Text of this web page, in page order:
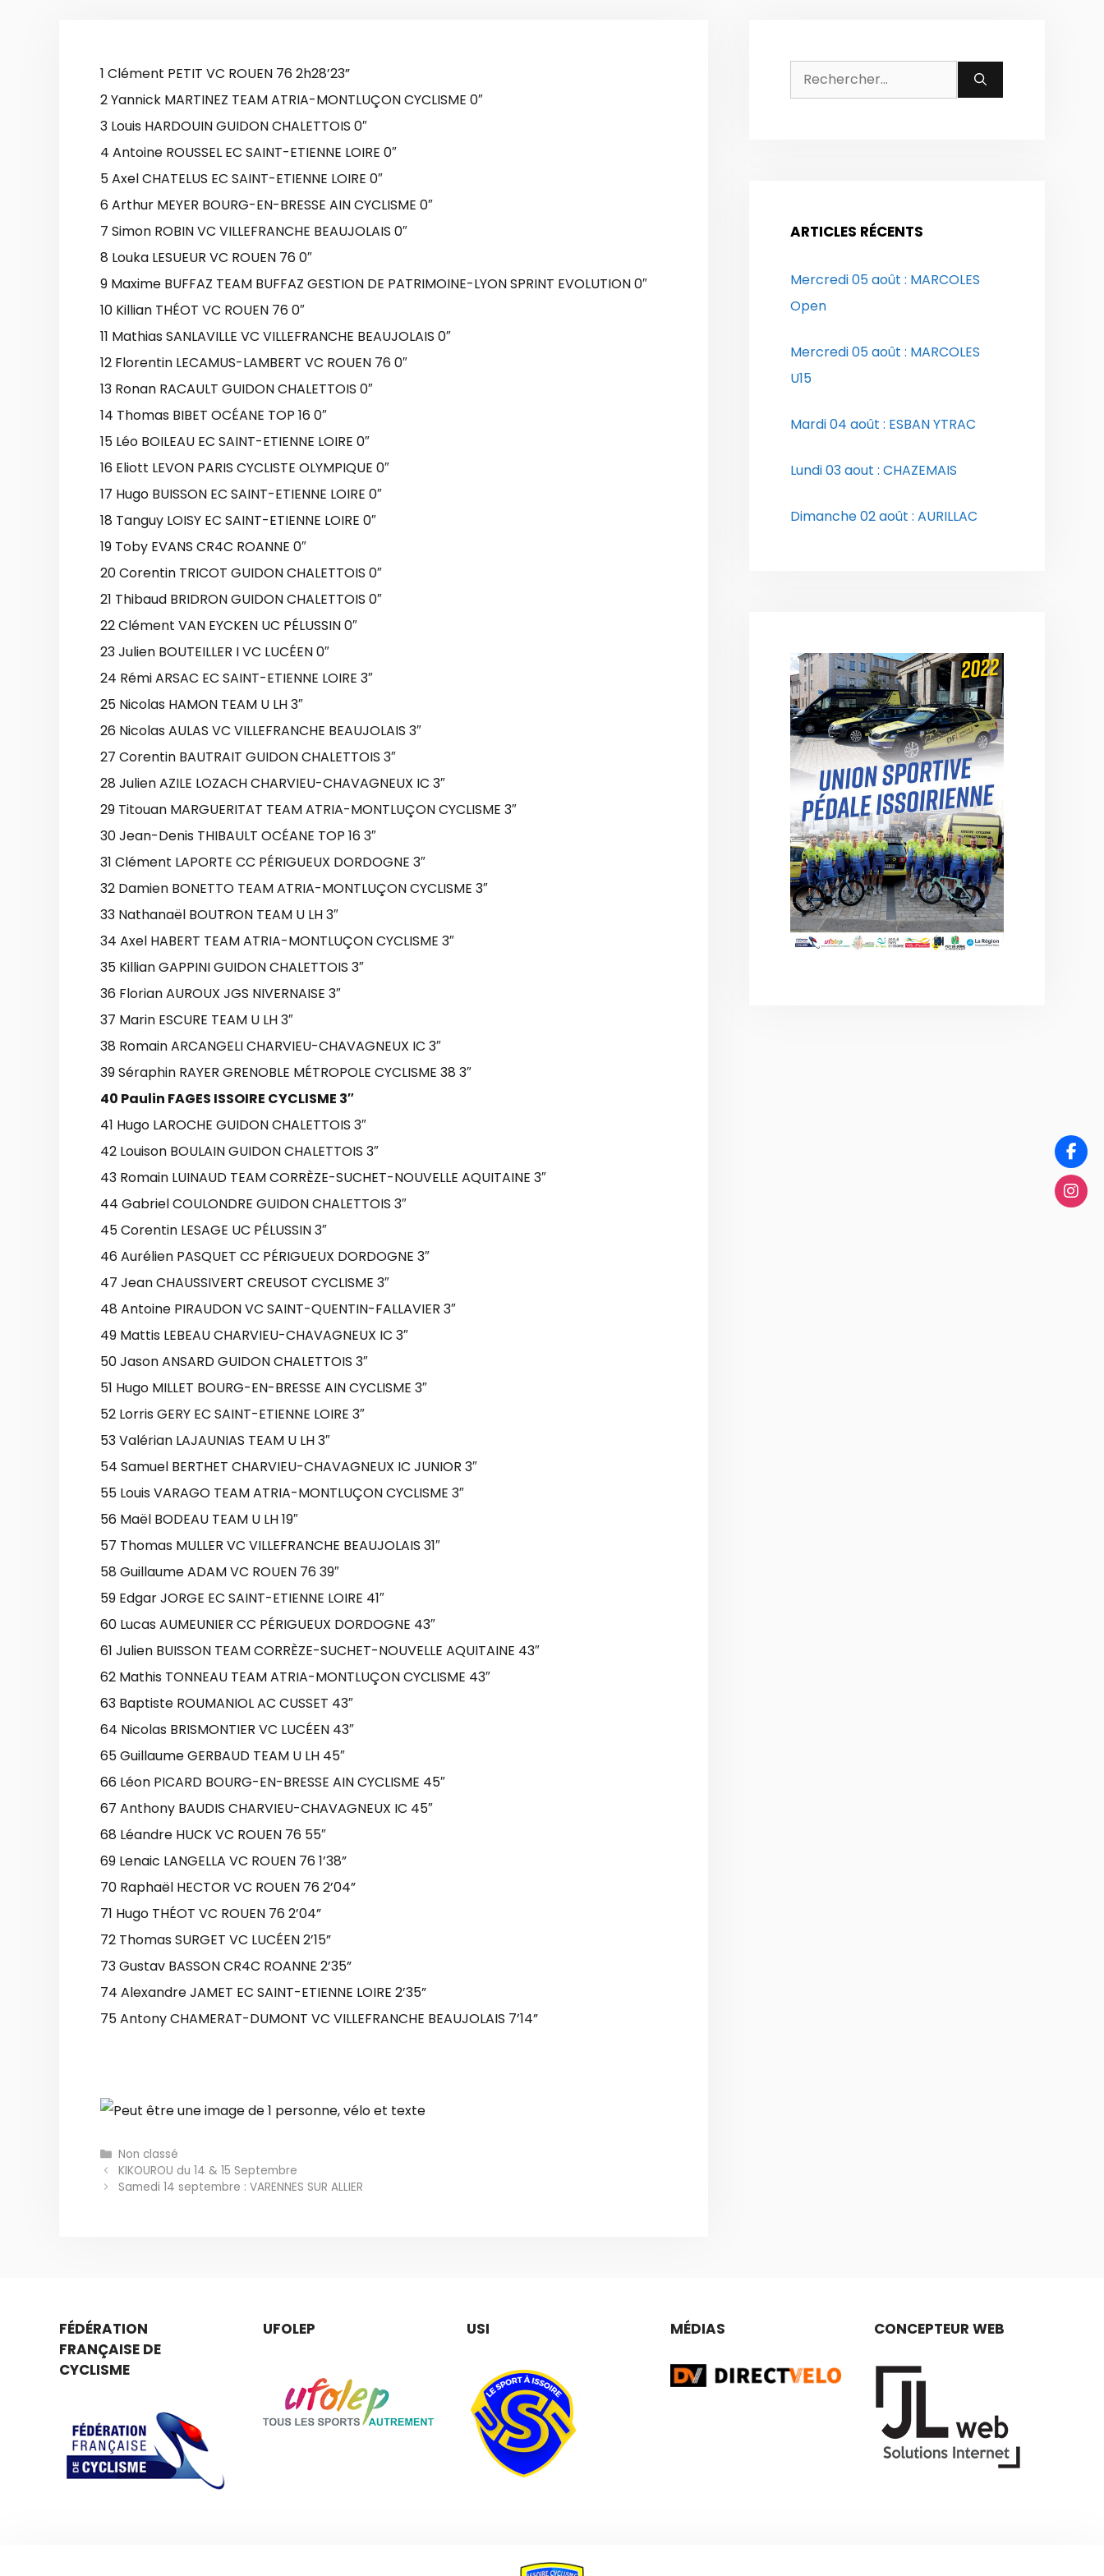
1 Clément PETIT VC ROUEN 76 2h28’23”
2 Yannick MARTINEZ TEAM ATRIA-MONTLUÇON CYCLISME 0″
3 Louis HARDOUIN GUIDON CHALETTOIS 0″
4 Antoine ROUSSEL EC SAINT-ETIENNE LOIRE 0″
5 Axel CHATELUS EC SAINT-ETIENNE LOIRE 0″
6 Arthur MEYER BOURG-EN-BRESSE AIN CYCLISME 0″
7 Simon ROBIN VC VILLEFRANCHE BEAUJOLAIS 0″
8 Louka LESUEUR VC ROUEN 76 0″
9 Maxime BUFFAZ TEAM BUFFAZ GESTION DE PATRIMOINE-LYON SPRINT EVOLUTION 0″
10 Killian THÉOT VC ROUEN 76 0″
11 Mathias SANLAVILLE VC VILLEFRANCHE BEAUJOLAIS 0″
12 Florentin LECAMUS-LAMBERT VC ROUEN 76 0″
13 Ronan RACAULT GUIDON CHALETTOIS 0″
14 Thomas BIBET OCÉANE TOP 16 0″
15 Léo BOILEAU EC SAINT-ETIENNE LOIRE 0″
16 Eliott LEVON PARIS CYCLISTE OLYMPIQUE 0″
17 Hugo BUISSON EC SAINT-ETIENNE LOIRE 0″
18 Tanguy LOISY EC SAINT-ETIENNE LOIRE 0″
19 Toby EVANS CR4C ROANNE 0″
20 Corentin TRICOT GUIDON CHALETTOIS 0″
21 Thibaud BRIDRON GUIDON CHALETTOIS 0″
22 Clément VAN EYCKEN UC PÉLUSSIN 0″
23 Julien BOUTEILLER I VC LUCÉEN 0″
24 Rémi ARSAC EC SAINT-ETIENNE LOIRE 3″
25 Nicolas HAMON TEAM U LH 3″
26 Nicolas AULAS VC VILLEFRANCHE BEAUJOLAIS 3″
27 Corentin BAUTRAIT GUIDON CHALETTOIS 3″
28 Julien AZILE LOZACH CHARVIEU-CHAVAGNEUX IC 3″
29 Titouan MARGUERITAT TEAM ATRIA-MONTLUÇON CYCLISME 3″
30 Jean-Denis THIBAULT OCÉANE TOP 16 3″
31 Clément LAPORTE CC PÉRIGUEUX DORDOGNE 3″
32 Damien BONETTO TEAM ATRIA-MONTLUÇON CYCLISME 3″
33 Nathanaël BOUTRON TEAM U LH 3″
34 Axel HABERT TEAM ATRIA-MONTLUÇON CYCLISME 3″
35 Killian GAPPINI GUIDON CHALETTOIS 3″
36 Florian AUROUX JGS NIVERNAISE 3″
37 Marin ESCURE TEAM U LH 3″
38 Romain ARCANGELI CHARVIEU-CHAVAGNEUX IC 3″
39 Séraphin RAYER GRENOBLE MÉTROPOLE CYCLISME 38 3″
40 Paulin FAGES ISSOIRE CYCLISME 3″
41 Hugo LAROCHE GUIDON CHALETTOIS 3″
42 Louison BOULAIN GUIDON CHALETTOIS 3″
43 Romain LUINAUD TEAM CORRÈZE-SUCHET-NOUVELLE AQUITAINE 3″
44 Gabriel COULONDRE GUIDON CHALETTOIS 3″
45 Corentin LESAGE UC PÉLUSSIN 3″
46 Aurélien PASQUET CC PÉRIGUEUX DORDOGNE 3″
47 Jean CHAUSSIVERT CREUSOT CYCLISME 3″
48 Antoine PIRAUDON VC SAINT-QUENTIN-FALLAVIER 3″
49 Mattis LEBEAU CHARVIEU-CHAVAGNEUX IC 3″
50 Jason ANSARD GUIDON CHALETTOIS 3″
51 Hugo MILLET BOURG-EN-BRESSE AIN CYCLISME 3″
52 Lorris GERY EC SAINT-ETIENNE LOIRE 3″
53 Valérian LAJAUNIAS TEAM U LH 3″
54 Samuel BERTHET CHARVIEU-CHAVAGNEUX IC JUNIOR 3″
55 Louis VARAGO TEAM ATRIA-MONTLUÇON CYCLISME 3″
56 Maël BODEAU TEAM U LH 19″
57 Thomas MULLER VC VILLEFRANCHE BEAUJOLAIS 31″
58 Guillaume ADAM VC ROUEN 76 39″
59 Edgar JORGE EC SAINT-ETIENNE LOIRE 41″
60 Lucas AUMEUNIER CC PÉRIGUEUX DORDOGNE 43″
61 Julien BUISSON TEAM CORRÈZE-SUCHET-NOUVELLE AQUITAINE 43″
62 Mathis TONNEAU TEAM ATRIA-MONTLUÇON CYCLISME 43″
63 Baptiste ROUMANIOL AC CUSSET 43″
64 Nicolas BRISMONTIER VC LUCÉEN 43″
65 Guillaume GERBAUD TEAM U LH 45″
66 Léon PICARD BOURG-EN-BRESSE AIN CYCLISME 45″
67 Anthony BAUDIS CHARVIEU-CHAVAGNEUX IC 45″
68 Léandre HUCK VC ROUEN 76 55″
69 Lenaic LANGELLA VC ROUEN 76 1’38”
70 Raphaël HECTOR VC ROUEN 76 2’04”
71 Hugo THÉOT VC ROUEN 76 2’04”
72 Thomas SURGET VC LUCÉEN 2’15”
73 Gustav BASSON CR4C ROANNE 2’35”
74 Alexandre JAMET EC SAINT-ETIENNE LOIRE 2’35”
75 Antony CHAMERAT-DUMONT VC VILLEFRANCHE BEAUJOLAIS 7’14”
Catégories
Non classé
KIKOUROU du 14 & 15 Septembre
Samedi 14 septembre : VARENNES SUR ALLIER
Rechercher :
ARTICLES RÉCENTS
Mercredi 05 août : MARCOLES
Open
Mercredi 05 août : MARCOLES
U15
Mardi 04 août : ESBAN YTRAC
Lundi 03 aout : CHAZEMAIS
Dimanche 02 août : AURILLAC
FÉDÉRATION
FRANÇAISE DE
CYCLISME
UFOLEP USI MÉDIAS CONCEPTEUR WEB